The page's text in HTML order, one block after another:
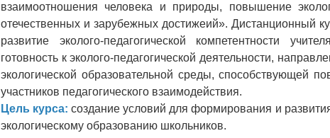
взаимоотношения человека и природы, повышение
отечественных и зарубежных достижеий». Дистанционный
развитие эколого-педагогической компетентности
готовность к эколого-педагогической деятельности,
экологической образовательной среды, способствующей
участников педагогического взаимодействия.
Цель курса: создание условий для формирования и
экологическому образованию школьников.